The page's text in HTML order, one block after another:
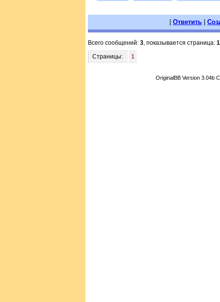
| Ответить |
Всего сообщений: 3 , показывается страница: 1
Страницы:
1
OriginalBB Version 3.04b